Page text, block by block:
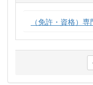
（免許・資格）